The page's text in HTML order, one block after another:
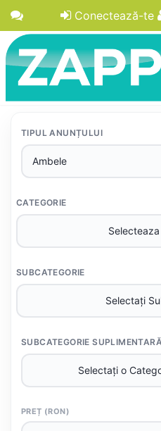
Conectează-te
TIPUL ANUNȚULUI
CATEGORIE
SUBCATEGORIE
SUBCATEGORIE SUPLIMENTARĂ
PREȚ (RON)